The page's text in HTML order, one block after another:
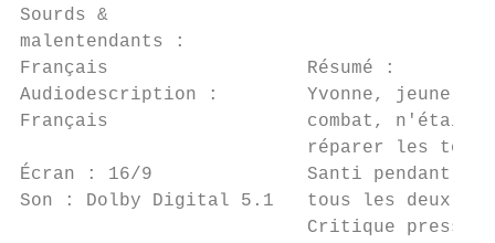
Sourds &
malentendants :
Français                  Résumé :
Audiodescription :        Yvonne, jeune
Français                  combat, n'était
réparer les
Écran : 16/9              Santi pendant huit
Son : Dolby Digital 5.1   tous les deux.
                          Critique presse :